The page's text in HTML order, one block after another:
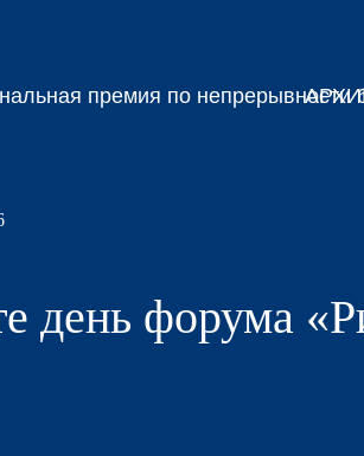
премия по непрерывности
день форума